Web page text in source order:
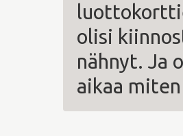
olisi
nähnyt. Ja
aikaa